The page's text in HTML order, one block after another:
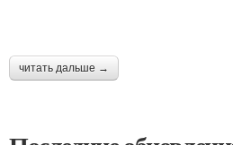
читать дальше →